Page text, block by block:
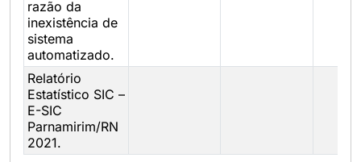
razão da
inexistência de
sistema
automatizado.
Relatório
Estatístico SIC –
E-SIC
Parnamirim/RN
2021.